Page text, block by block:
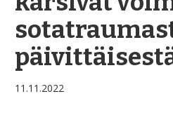
11.11.2022